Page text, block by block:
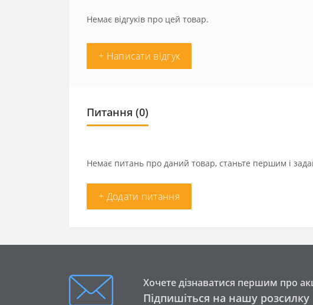
Немає відгуків про цей товар.
+ Написати відгук
Питання (0)
Немає питань про даний товар, станьте першим і
+ Додати питання
Хочете дізнаватися першим про
Підпишіться на нашу розсилку